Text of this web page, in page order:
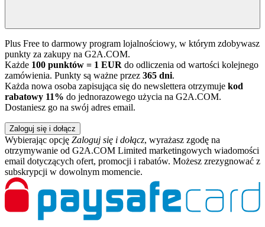
Plus Free to darmowy program lojalnościowy, w którym zdobywasz
punkty za zakupy na G2A.COM.
Każde 100 punktów = 1 EUR do odliczenia od wartości kolejnego
zamówienia. Punkty są ważne przez 365 dni.
Każda nowa osoba zapisująca się do newslettera otrzymuje kod
rabatowy 11% do jednorazowego użycia na G2A.COM.
Dostaniesz go na swój adres email.
Zaloguj się i dołącz
Wybierając opcję Zaloguj się i dołącz, wyrażasz zgodę na
otrzymywanie od G2A.COM Limited marketingowych wiadomości
email dotyczących ofert, promocji i rabatów. Możesz zrezygnować z
subskrypcji w dowolnym momencie.